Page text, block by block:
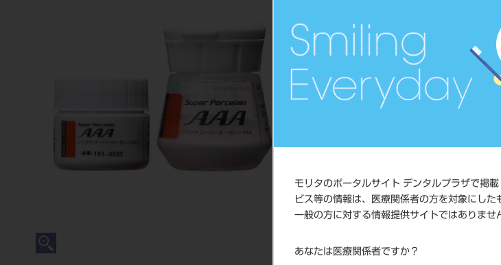
モリタのポータルサイト デンタルプラザで掲
ビス等の情報は、医療関係者の方を対象にした
一般の方に対する情報提供サイトではありませ
あなたは医療関係者ですか？
Dental
歯科メタル
品目コード
メーカー
DO vol.26